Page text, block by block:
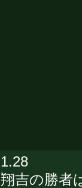
吉の勝者